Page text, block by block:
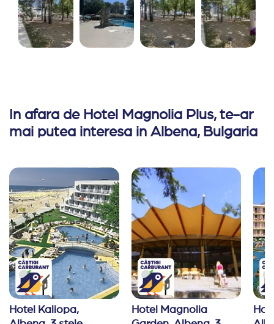
In afara de Hotel Magnolia Plus, te-ar
mai putea interesa in Albena, Bulgaria
Hotel Kaliopa,
Hotel Magnolia